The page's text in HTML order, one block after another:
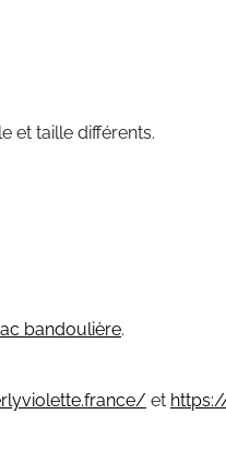
et taille différents.
bandoulière.
et